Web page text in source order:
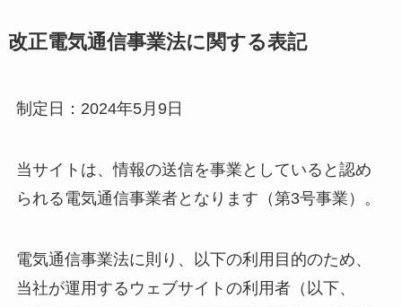
改正電気通信事業法に関する表記
制定日：2024年5月9日
当サイトは、情報の送信を事業としていると認め
られる電気通信事業者となります（第3号事業）。
電気通信事業法に則り、以下の利用目的のため、
当社が運用するウェブサイトの利用者（以下、